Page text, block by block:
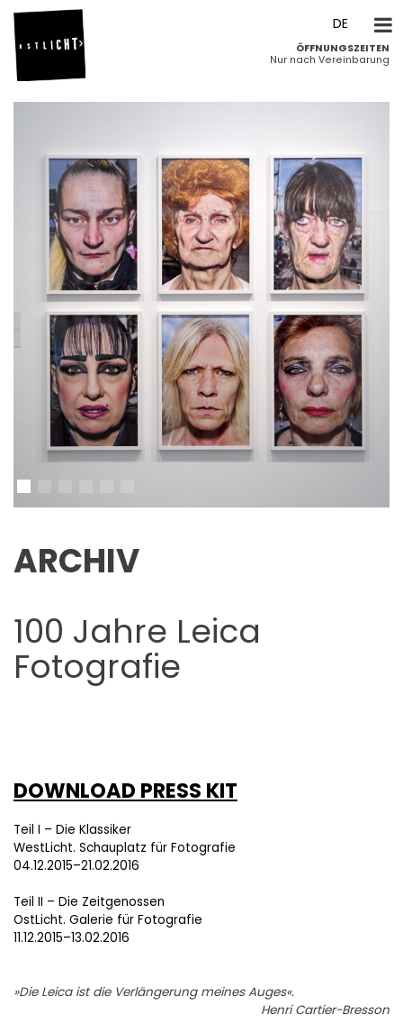
ÖFFNUNGSZEITEN
Nur nach Vereinbarung
DE
EN
ARCHIV
100 Jahre Leica
Fotografie
DOWNLOAD PRESS KIT
Teil I – Die Klassiker
WestLicht. Schauplatz für Fotografie
04.12.2015–21.02.2016
Teil II – Die Zeitgenossen
OstLicht. Galerie für Fotografie
11.12.2015–13.02.2016
»Die Leica ist die Verlängerung meines Auges«.
Henri Cartier-Bresson